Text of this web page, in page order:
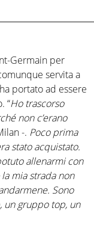
Germain per
servita a
portato ad essere
“Ho trascorso
non c’erano
-. Poco prima
stato acquistato.
allenarmi con
mia strada non
Sono
un gruppo top, un